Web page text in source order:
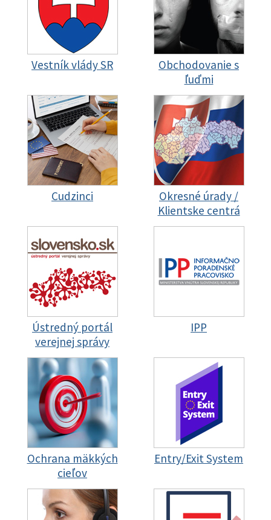
Vestník vlády SR
Obchodovanie s
ľuďmi
Cudzinci
Okresné úrady /
Klientske centrá
Ústredný portál
verejnej správy
IPP
Ochrana mäkkých
cieľov
Entry/Exit System